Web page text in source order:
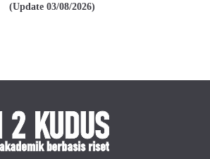
(Update 03/08/2026)